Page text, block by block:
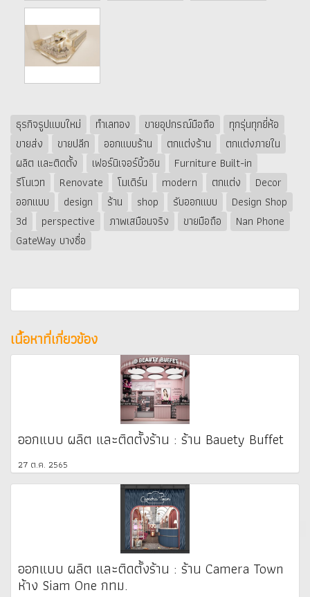
ธุรกิจรูปแบบใหม่ ทำเลทอง ขายอุปกรณ์มือถือ
ทุกรุ่นทุกยี่ห้อ
ขายส่ง
ขายปลีก ออกแบบร้าน ตกแต่งร้าน
ตกแต่งภายใน
ผลิต และติดตั้ง
เฟอร์นิเจอร์บิ้วอิน
Furniture Built-in
รีโนเวท
Renovate โมเดิร์น modern ตกแต่ง
Decor
ออกแบบ
design ร้าน shop รับออกแบบ
Design Shop
3d
perspective ภาพเสมือนจริง ขายมือถือ
Nan Phone
GateWay บางซื่อ
เนื้อหาที่เกี่ยวข้อง
ออกแบบ ผลิต และติดตั้งร้าน : ร้าน Bauety Buffet
27 ต.ค. 2565
ออกแบบ ผลิต และติดตั้งร้าน : ร้าน Camera Town
ห้าง Siam One กทม.